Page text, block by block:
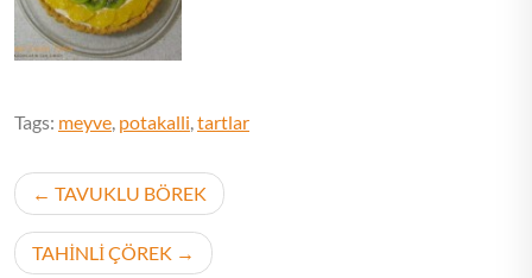
Tags: meyve potakalli tartlar
Post
navigation
TAVUKLU BÖREK
TAHİNLİ ÇÖREK